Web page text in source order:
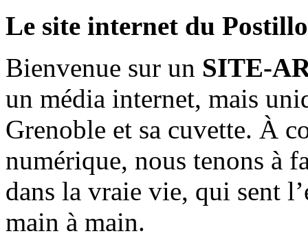
Le site internet du
Bienvenue sur un SITE-
un média internet, mais
Grenoble et sa cuvette. À
numérique, nous tenons à
dans la vraie vie, qui sent
main à main.